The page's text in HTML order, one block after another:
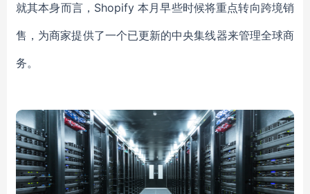
就其本身而言，Shopify 本月早些时候将重点转向跨境销
售，为商家提供了一个已更新的中央集线器来管理全球商
务。